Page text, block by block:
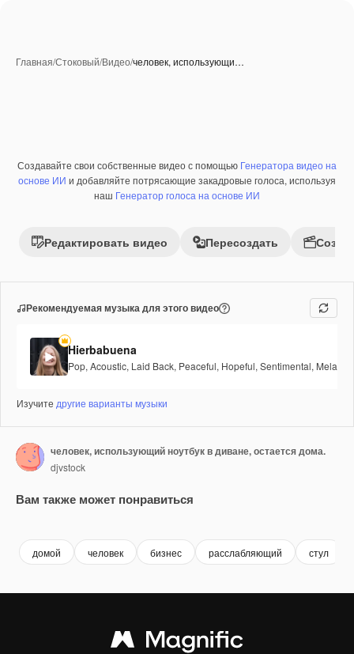
Главная/Стоковый/Видео/человек, использующи…
Премиум
Создавайте свои собственные видео с помощью Генератора видео на
основе ИИ и добавляйте потрясающие закадровые голоса, используя
наш Генератор голоса на основе ИИ
Редактировать видео Пересоздать
Рекомендуемая музыка для этого видео
Hierbabuena
Pop, Acoustic, Laid Back, Peaceful, Hopeful, Sentimental,
Изучите другие варианты музыки
человек, использующий ноутбук в диване, остается дома.
djvstock
Вам также может понравиться
домой человек бизнес расслабляющий стул